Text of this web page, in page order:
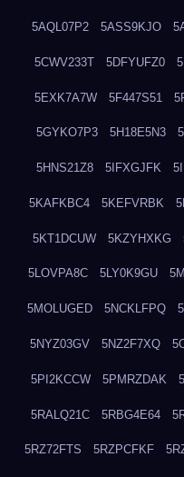
5AQL07P2 5ASS9KJO
5CWV233T 5DFYUFZ0
5EXK7A7W 5F447S51
5GYKO7P3 5H18E5N3
5HNS21Z8 5IFXGJFK
5KAFKBC4 5KEFVRBK
5KT1DCUW 5KZYHXKG
5LOVPA8C 5LY0K9GU
5MOLUGED 5NCKLFPQ
5NYZ03GV 5NZ2F7XQ
5PI2KCCW 5PMRZDAK
5RALQ21C 5RBG4E64
5RZ72FTS 5RZPCFKF